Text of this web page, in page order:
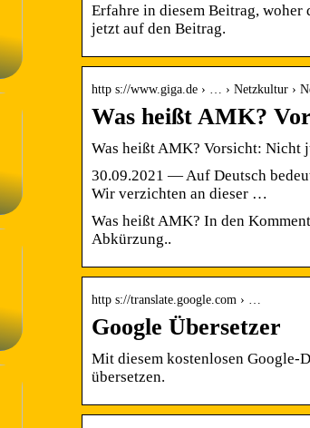
Erfahre in diesem Beitrag,
jetzt auf den Beitrag.
http s://www.giga.de › … › Netzkultur ›
Was heißt AMK?
Was heißt AMK? Vorsicht: Nicht
30.09.2021 — Auf Deutsch
Wir verzichten an dieser …
Was heißt AMK? In den
Abkürzung..
http s://translate.google.com › …
Google Übersetzer
Mit diesem kostenlosen Google-
übersetzen.